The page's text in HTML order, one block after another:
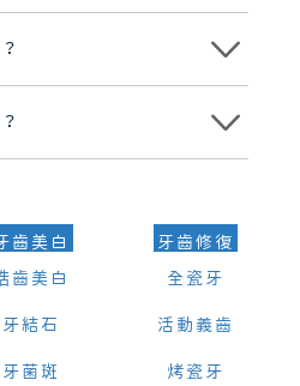
療方案及對應的價錢，顧客同意並簽字
轉算收取費用，而匯率會及時告知客人
聯絡我們，告知我們你原本預約
齒美白
齒美白
牙結石
牙菌斑
牙齒修復
全瓷牙
活動義齒
烤瓷牙